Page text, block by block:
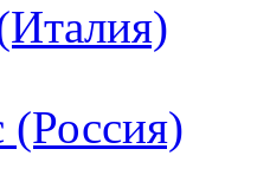
(Россия)